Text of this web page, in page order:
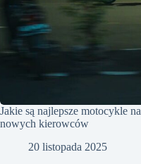
Jakie są najlepsze motocykle
nowych kierowców
20 listopada 2025